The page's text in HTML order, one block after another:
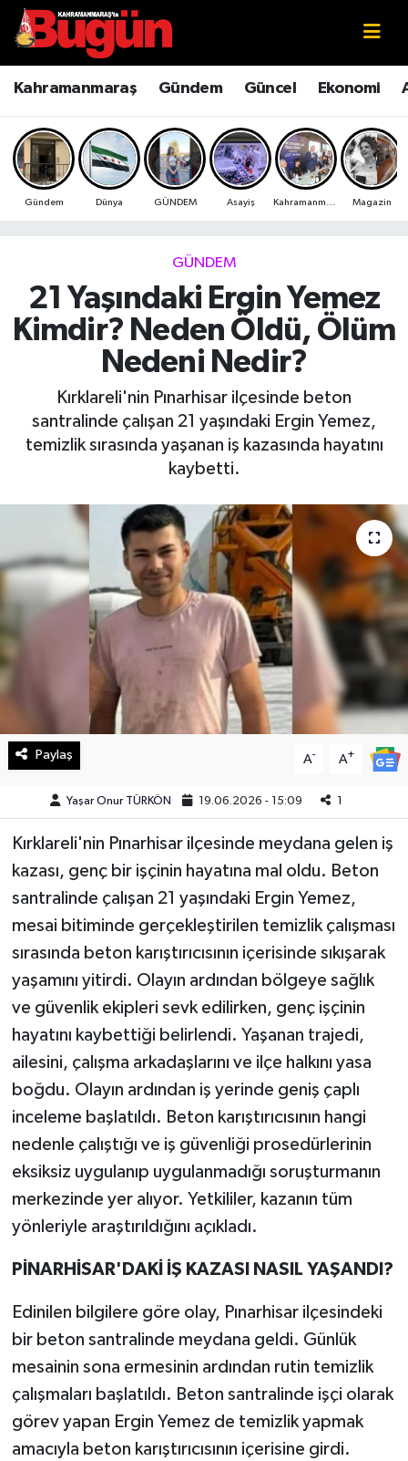
Kahramanmaraş Gündem Güncel Ekonomi
Gündem Dünya GÜNDEM Asayiş Magazin
GÜNDEM
21 Yaşındaki Ergin Yemez
Kimdir? Neden Öldü, Ölüm
Nedeni Nedir?
Kırklareli'nin Pınarhisar ilçesinde beton
santralinde çalışan 21 yaşındaki Ergin Yemez,
temizlik sırasında yaşanan iş kazasında hayatını
kaybetti.
Paylaş A- A+
Yaşar Onur TÜRKÖN 19.06.2026 - 15:09 1
Kırklareli'nin Pınarhisar ilçesinde meydana gelen iş
kazası, genç bir işçinin hayatına mal oldu. Beton
santralinde çalışan 21 yaşındaki Ergin Yemez,
mesai bitiminde gerçekleştirilen temizlik çalışması
sırasında beton karıştırıcısının içerisinde sıkışarak
yaşamını yitirdi. Olayın ardından bölgeye sağlık
ve güvenlik ekipleri sevk edilirken, genç işçinin
hayatını kaybettiği belirlendi. Yaşanan trajedi,
ailesini, çalışma arkadaşlarını ve ilçe halkını yasa
boğdu. Olayın ardından iş yerinde geniş çaplı
inceleme başlatıldı. Beton karıştırıcısının hangi
nedenle çalıştığı ve iş güvenliği prosedürlerinin
eksiksiz uygulanıp uygulanmadığı soruşturmanın
merkezinde yer alıyor. Yetkililer, kazanın tüm
yönleriyle araştırıldığını açıkladı.
PİNARHİSAR'DAKİ İŞ KAZASI NASIL YAŞANDI?
Edinilen bilgilere göre olay, Pınarhisar ilçesindeki
bir beton santralinde meydana geldi. Günlük
mesainin sona ermesinin ardından rutin temizlik
çalışmaları başlatıldı. Beton santralinde işçi olarak
görev yapan Ergin Yemez de temizlik yapmak
amacıyla beton karıştırıcısının içerisine girdi.
Kahramanmaraş
Kahramanmaraş Sokak Röportajları
Bilim ve Teknoloji
Çevre
Ekonomi
Güncel
Haberde İnsan
Magazin
Manşet Altı
Manşetler
Resmi İlan
Sağlık
Spor
Yaşam
KAHRAMANMARAŞ
Kahramanmaraş Nöbetçi Eczaneler
Kahramanmaraş Hava Durumu
Kahramanmaraş Namaz Vakitleri
Kahramanmaraş Trafik Yoğunluk Haritası
Süper Lig Puan Durumu ve Fikstür
Tüm Manşetler
Son Dakika Haberleri
Haber Arşivi